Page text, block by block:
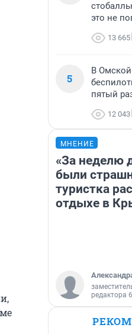
это не
13 665
5
В
пятый
12 043
МНЕНИЕ
«За неделю
были
туристка
отдыхе в
редактора